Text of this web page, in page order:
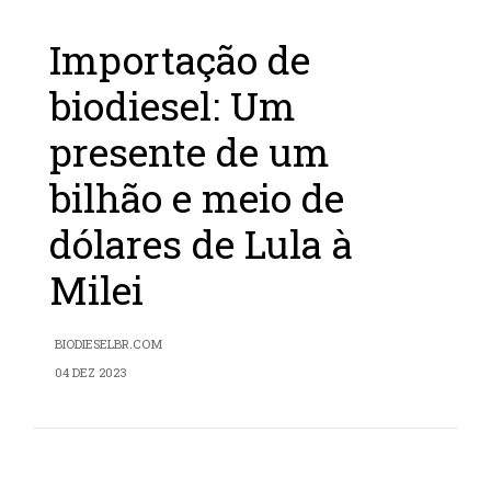
Importação de
biodiesel: Um
presente de um
bilhão e meio de
dólares de Lula à
Milei
BIODIESELBR.COM
04 DEZ 2023